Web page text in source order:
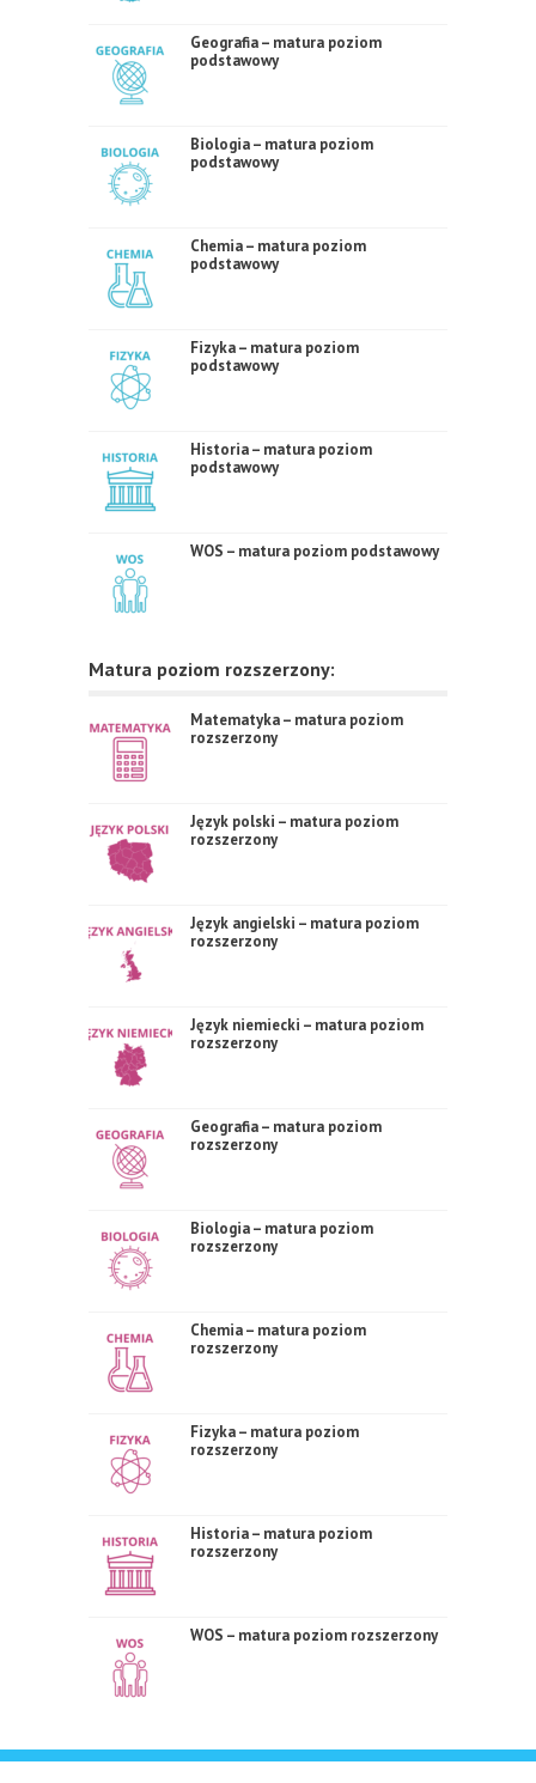
Geografia – matura poziom
podstawowy
Biologia – matura poziom
podstawowy
Chemia – matura poziom
podstawowy
Fizyka – matura poziom
podstawowy
Historia – matura poziom
podstawowy
WOS – matura poziom podstawowy
Matura poziom rozszerzony:
Matematyka – matura poziom
rozszerzony
Język polski – matura poziom
rozszerzony
Język angielski – matura poziom
rozszerzony
Język niemiecki – matura poziom
rozszerzony
Geografia – matura poziom
rozszerzony
Biologia – matura poziom
rozszerzony
Chemia – matura poziom
rozszerzony
Fizyka – matura poziom
rozszerzony
Historia – matura poziom
rozszerzony
WOS – matura poziom rozszerzony